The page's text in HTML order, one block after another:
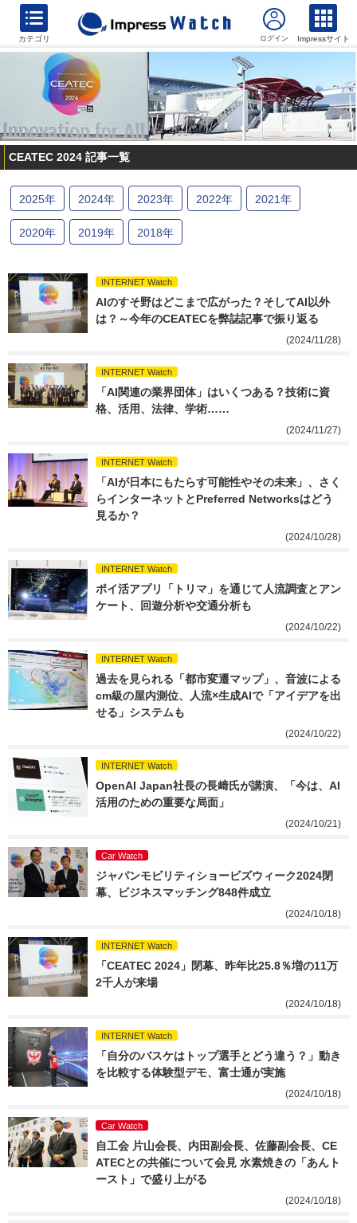
カテゴリ Impressサイト
CEATEC 2024 記事一覧
2025年 2024年 2023年 2022年 2021年
2020年 2019年 2018年
INTERNET Watch
AIのすそ野はどこまで広がった？そしてAI以外
は？～今年のCEATECを弊誌記事で振り返る
(2024/11/28)
INTERNET Watch
「AI関連の業界団体」はいくつある？技術に資
格、活用、法律、学術……
(2024/11/27)
INTERNET Watch
「AIが日本にもたらす可能性やその未来」、さく
らインターネットとPreferred Networksはどう
見るか？
(2024/10/28)
INTERNET Watch
ポイ活アプリ「トリマ」を通じて人流調査とアン
ケート、回遊分析や交通分析も
(2024/10/22)
INTERNET Watch
過去を見られる「都市変遷マップ」、音波による
cm級の屋内測位、人流×生成AIで「アイデアを出
せる」システムも
(2024/10/22)
INTERNET Watch
OpenAI Japan社長の長﨑氏が講演、「今は、AI
活用のための重要な局面」
(2024/10/21)
Car Watch
ジャパンモビリティショービズウィーク2024閉
幕、ビジネスマッチング848件成立
(2024/10/18)
INTERNET Watch
「CEATEC 2024」閉幕、昨年比25.8％増の11万
2千人が来場
(2024/10/18)
INTERNET Watch
「自分のバスケはトップ選手とどう違う？」動き
を比較する体験型デモ、富士通が実施
(2024/10/18)
Car Watch
自工会 片山会長、内田副会長、佐藤副会長、CE
ATECとの共催について会見 水素焼きの「あんト
ースト」で盛り上がる
(2024/10/18)